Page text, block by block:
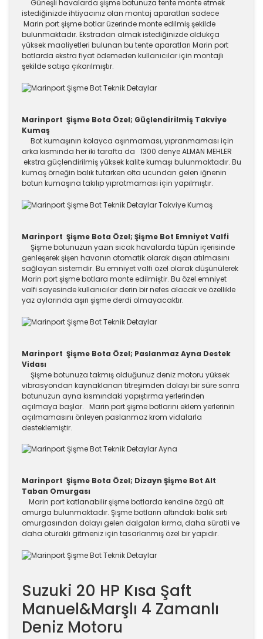
Güneşli havalarda şişme botunuza tente monte etmek
istediğinizde ihtiyacınız olan montaj aparatları sadece
Marin port şişme botlar üzerinde monte edilmiş şekilde
bulunmaktadır. Ekstradan almak istediğinizde oldukça
yüksek maaliyetleri bulunan bu tente aparatları Marin port
botlarda ekstra fiyat ödemeden kullanıcılar için montajlı
şekilde satışa çıkarılmıştır.
Marinport Şişme Bota Özel; Güçlendirilmiş Takviye
Kumaş
Bot kumaşının kolayca aşınmaması, yıpranmaması için
arka kısmında her iki tarafta da 1300 denye ALMAN MEHLER
ekstra güçlendirilmiş yüksek kalite kumaşı bulunmaktadır. Bu
kumaş örneğin balık tutarken olta ucundan gelen iğnenin
botun kumaşına takılıp yıpratmaması için yapılmıştır.
Marinport Şişme Bota Özel; Şişme Bot Emniyet Valfi
Şişme botunuzun yazın sıcak havalarda tüpün içerisinde
genleşerek şişen havanın otomatik olarak dışarı atılmasını
sağlayan sistemdir. Bu emniyet valfi özel olarak düşünülerek
Marin port şişme botlara monte edilmiştir. Bu özel emniyet
valfi sayesinde kullanıcılar derin bir nefes alacak ve özellikle
yaz aylarında aşırı şişme derdi olmayacaktır.
Marinport Şişme Bota Özel; Paslanmaz Ayna Destek
Vidası
Şişme botunuza takmış olduğunuz deniz motoru yüksek
vibrasyondan kaynaklanan titreşimden dolayı bir süre sonra
botunuzun ayna kısmındaki yapıştırma yerlerinden
açılmaya başlar. Marin port şişme botlarını eklem yerlerinin
açılmamasını önleyen paslanmaz krom vidalarla
desteklemiştir.
Marinport Şişme Bota Özel; Dizayn Şişme Bot Alt
Taban Omurgası
Marin port katlanabilir şişme botlarda kendine özgü alt
omurga bulunmaktadır. Şişme botların altındaki balık sırtı
omurgasından dolayı gelen dalgaları kırma, daha süratli ve
daha oturaklı gitmeniz için tasarlanmış özel bir yapıdır.
Suzuki 20 HP Kısa Şaft
Manuel&Marşlı 4 Zamanlı
Deniz Motoru